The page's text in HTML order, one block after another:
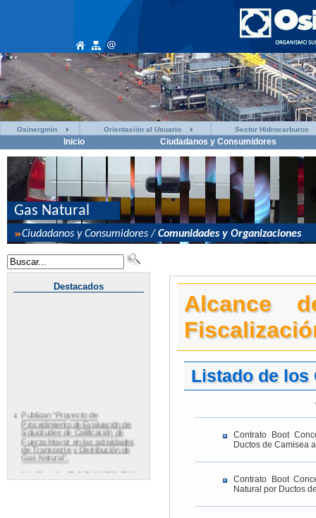
Osinergmin Orientación al Usuario Sector Hidrocarburos
Inicio Ciudadanos y Consumidores